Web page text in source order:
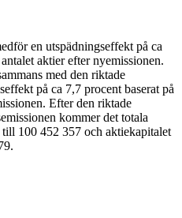
en utspädningseffekt på ca
aktier efter nyemissionen.
med den riktade
på ca 7,7 procent baserat på
Efter den riktade
kommer det totala
100 452 357 och aktiekapitalet